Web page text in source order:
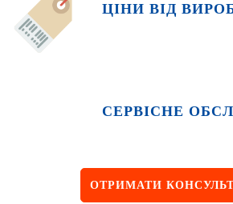
ЦІНИ ВІД
СЕРВІСНЕ
ОТРИМАТИ